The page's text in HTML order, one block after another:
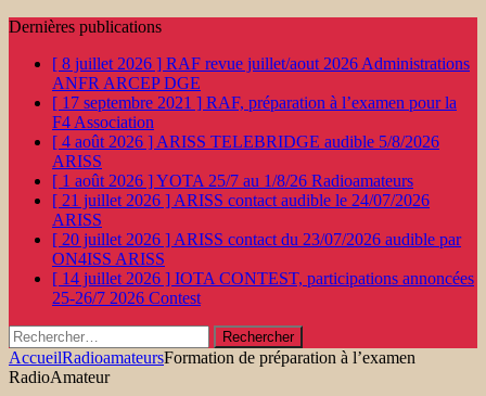
Dernières publications
[ 8 juillet 2026 ] RAF revue juillet/aout 2026 Administrations
ANFR ARCEP DGE
[ 17 septembre 2021 ] RAF, préparation à l’examen pour la
F4 Association
[ 4 août 2026 ] ARISS TELEBRIDGE audible 5/8/2026
ARISS
[ 1 août 2026 ]YOTA 25/7 au 1/8/26 Radioamateurs
[ 21 juillet 2026 ] ARISS contact audible le 24/07/2026
ARISS
[ 20 juillet 2026 ] ARISS contact du 23/07/2026 audible par
ON4ISS ARISS
[ 14 juillet 2026 ] IOTA CONTEST, participations annoncées
25-26/7 2026 Contest
Rechercher :
AccueilRadioamateursFormation de préparation à l’examen
RadioAmateur